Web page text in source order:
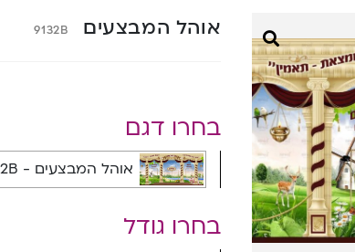
אוהל המבצעים 9132B
בחרו דגם
אוהל המבצעים - 9132B
בחרו גודל